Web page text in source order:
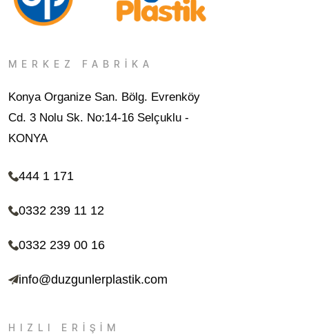
MERKEZ FABRİKA
Konya Organize San. Bölg. Evrenköy
Cd. 3 Nolu Sk. No:14-16 Selçuklu -
KONYA
444 1 171
0332 239 11 12
0332 239 00 16
info@duzgunlerplastik.com
HIZLI ERİŞİM